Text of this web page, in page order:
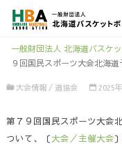
一般財団法人 北海道バスケ
９回国民スポーツ大会北海
大会情報 / 道協会 2025
第７９回国民スポーツ大会
ついて、〔大会／主催大会